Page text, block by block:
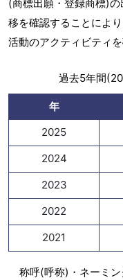
(商標出願・登録商標)
移を確認することによ
活動のアクティビティ
過去5年間
年
2025
2024
2023
2022
2021
称呼(呼称)・ネーミ